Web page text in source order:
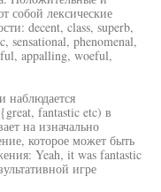
собой лексические
decent, class, superb,
phenomenal,
appalling, woeful,
наблюдается
fantastic etc) в
на изначально
которое может быть
Yeah, it was fantastic
игре